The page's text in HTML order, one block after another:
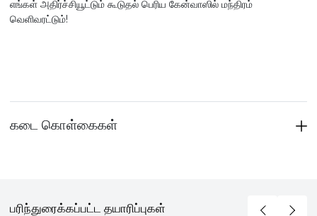
எங்கள் அதிர்ச்சியூட்டும் கூடுதல் பெரிய கேன்வாஸில் மந்திரம்
வெளிவரட்டும்!
கடை கொள்கைகள்
பரிந்துரைக்கப்பட்ட தயாரிப்புகள்